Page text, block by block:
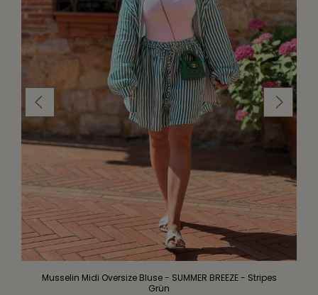
Musselin Midi Oversize Bluse - SUMMER BREEZE - Stripes
Grün